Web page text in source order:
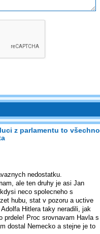
z parlamentu to všechno
nedostatku.
ale ten druhy je asi Jan
neco spolecneho s
hubu, stat v pozoru a uctive
Hitlera taky neradili, jak
prdele! Proc srovnavam Havla s
dostal Nemecko a stejne je to